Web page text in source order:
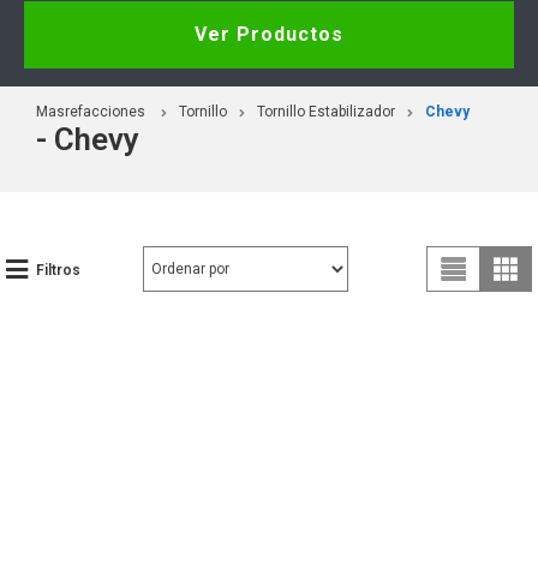
Ver Productos
Masrefacciones Tornillo Tornillo Estabilizador Chevy
- Chevy
Filtros